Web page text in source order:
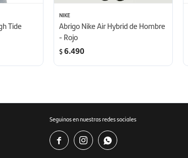
Tide
NIKE
Abrigo Nike Air Hybrid de Hombre
- Rojo
$6.490
Seguinos en nuestras redes sociales
  